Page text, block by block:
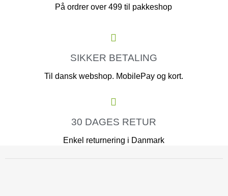
På ordrer over 499 til pakkeshop
SIKKER BETALING
Til dansk webshop. MobilePay og kort.
30 DAGES RETUR
Enkel returnering i Danmark